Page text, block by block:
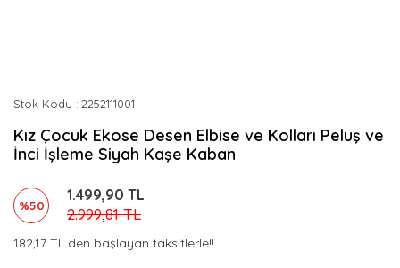
Stok Kodu 2252111001
Kız Çocuk Ekose Desen Elbise ve Kolları Peluş ve
İnci İşleme Siyah Kaşe Kaban
%50
1.499,90 TL
2.999,81 TL
182,17 TL den başlayan taksitlerle!!